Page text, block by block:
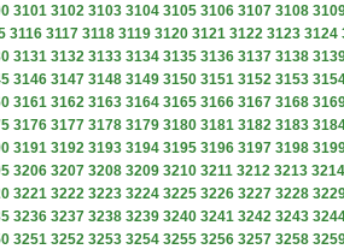
3101 3102 3103 3104 3105 3106 3107 3108
3116 3117 3118 3119 3120 3121 3122 3123 3124
3131 3132 3133 3134 3135 3136 3137 3138
3146 3147 3148 3149 3150 3151 3152 3153
3161 3162 3163 3164 3165 3166 3167 3168
3176 3177 3178 3179 3180 3181 3182 3183
3191 3192 3193 3194 3195 3196 3197 3198
3206 3207 3208 3209 3210 3211 3212 3213 3214
3221 3222 3223 3224 3225 3226 3227 3228
3236 3237 3238 3239 3240 3241 3242 3243
3251 3252 3253 3254 3255 3256 3257 3258